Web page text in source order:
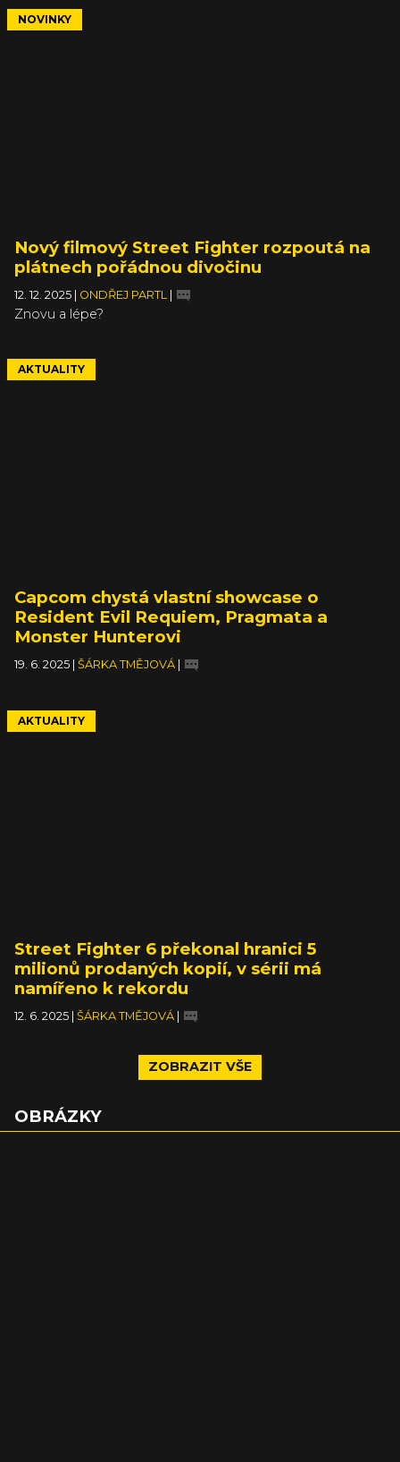
NOVINKY
Nový filmový Street Fighter rozpoutá na
plátnech pořádnou divočinu
12. 12. 2025 ONDŘEJ PARTL
Znovu a lépe?
AKTUALITY
Capcom chystá vlastní showcase o
Resident Evil Requiem, Pragmata a
Monster Hunterovi
19. 6. 2025 ŠÁRKA TMĚJOVÁ
AKTUALITY
Street Fighter 6 překonal hranici 5
milionů prodaných kopií, v sérii má
namířeno k rekordu
12. 6. 2025 ŠÁRKA TMĚJOVÁ
ZOBRAZIT VŠE
OBRÁZKY